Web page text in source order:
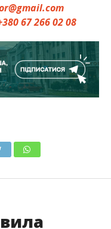
67 266 02 08